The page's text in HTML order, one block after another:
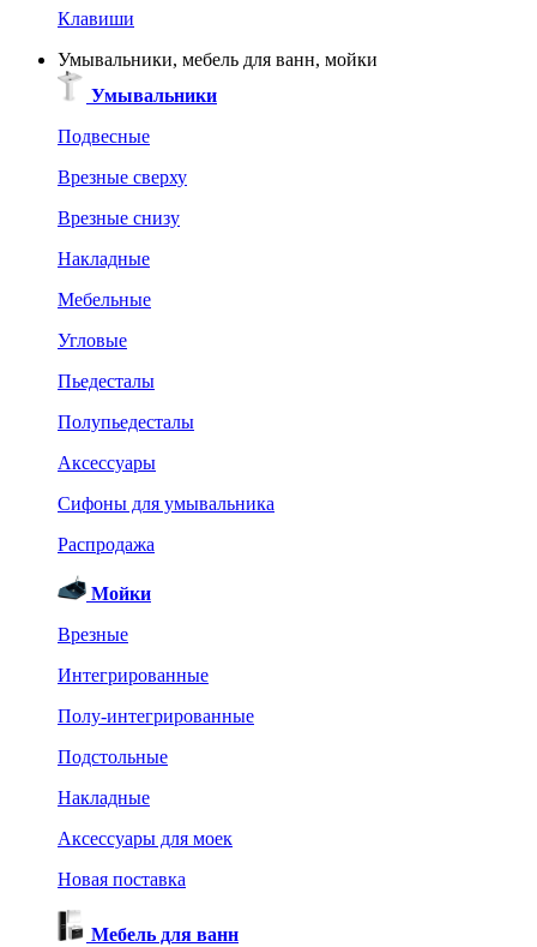
Клавиши
Умывальники, мебель для ванн, мойки
Умывальники
Подвесные
Врезные сверху
Врезные снизу
Накладные
Мебельные
Угловые
Пьедесталы
Полупьедесталы
Аксессуары
Сифоны для умывальника
Распродажа
Мойки
Врезные
Интегрированные
Полу-интегрированные
Подстольные
Накладные
Аксессуары для моек
Новая поставка
Мебель для ванн